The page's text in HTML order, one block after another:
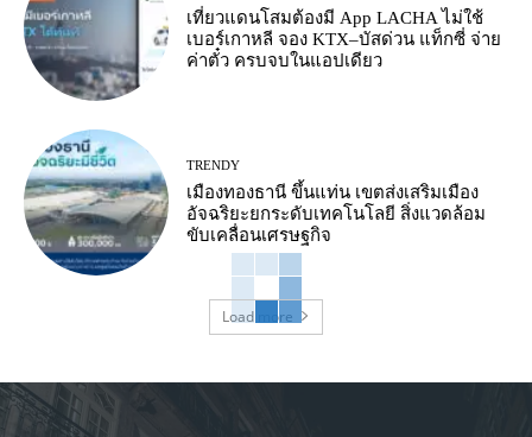
เที่ยวแดนโสมต้องมี App LACHA ไม่ใช้
เบอร์เกาหลี จอง KTX–บัสด่วน แท็กซี่ จ่าย
ค่าตั๋ว ครบจบในแอปเดียว
TRENDY
เมืองทองธานี ขึ้นแท่น เขตส่งเสริมเมือง
อัจฉริยะยกระดับเทคโนโลยี สิ่งแวดล้อม
ขับเคลื่อนเศรษฐกิจ
Load more